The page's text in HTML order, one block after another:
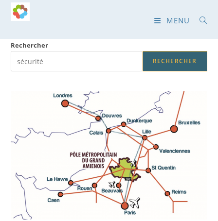
Skip
MENU
Rechercher
RECHERCHER